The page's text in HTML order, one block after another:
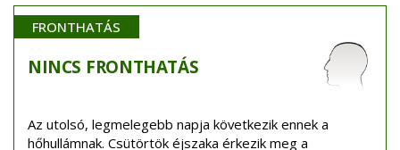
FRONTHATÁS
NINCS FRONTHATÁS
Az utolsó, legmelegebb napja következik ennek a
hőhullámnak. Csütörtök éjszaka érkezik meg a